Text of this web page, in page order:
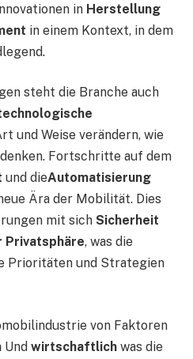
in Herstellung
in einem Kontext, in dem
steht die Branche auch
und Weise verändern, wie
Fortschritte auf dem
und dieAutomatisierung
Ära der Mobilität. Dies
mit sich Sicherheit
Privatsphäre, was die
Prioritäten und Strategien
von Faktoren
Und wirtschaftlich was die